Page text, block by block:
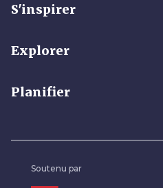
S'inspirer
Explorer
Planifier
Soutenu par